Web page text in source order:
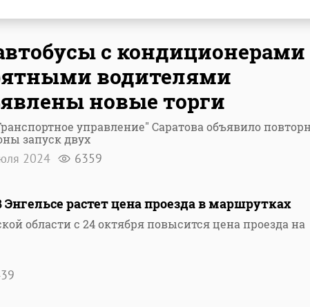
с кондиционерами
водителями
новые торги
управление" Саратова объявило
запуск двух
2024 6359
Энгельсе растет цена проезда в маршрутках
области с 24 октября повысится цена проезда на